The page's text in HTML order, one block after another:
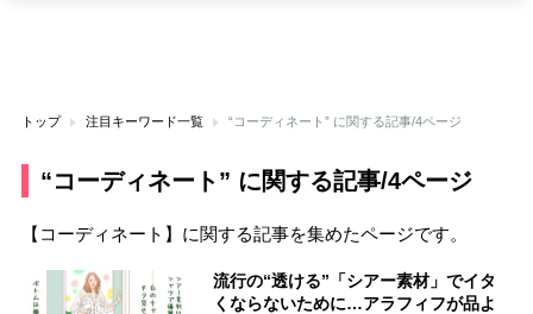
トップ 注目キーワード一覧 “コーディネート” に関する記事/4ページ
“コーディネート” に関する記事/4ページ
【コーディネート】に関する記事を集めたページです。
流行の“透ける”「シアー素材」でイタ
くならないために…アラフィフが品よ